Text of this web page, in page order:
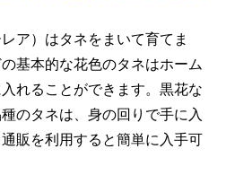
ア）はタネをまいて育てま
基本的な花色のタネはホーム
れることができます。黒花な
のタネは、身の回りで手に入
販を利用すると簡単に入手可